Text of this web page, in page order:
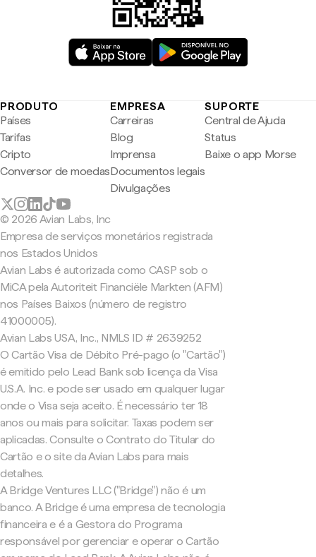
PRODUTO
Países
Tarifas
Cripto
Conversor de moedas
EMPRESA
Carreiras
Blog
Imprensa
Documentos legais
Divulgações
SUPORTE
Central de Ajuda
Status
Baixe o app Morse
© 2026 Avian Labs, Inc
Empresa de serviços monetários registrada
nos Estados Unidos
Avian Labs é autorizada como CASP sob o
MiCA pela Autoriteit Financiële Markten (AFM)
nos Países Baixos (número de registro
41000005).
Avian Labs USA, Inc., NMLS ID # 2639252
O Cartão Visa de Débito Pré-pago (o "Cartão")
é emitido pelo Lead Bank sob licença da Visa
U.S.A. Inc. e pode ser usado em qualquer lugar
onde o Visa seja aceito. É necessário ter 18
anos ou mais para solicitar. Taxas podem ser
aplicadas. Consulte o Contrato do Titular do
Cartão e o site da Avian Labs para mais
detalhes.
A Bridge Ventures LLC ("Bridge") não é um
banco. A Bridge é uma empresa de tecnologia
financeira e é a Gestora do Programa
responsável por gerenciar e operar o Cartão